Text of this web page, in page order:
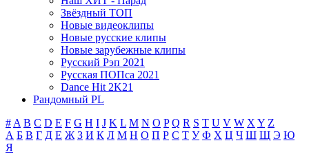
Звёздный ТОП
Новые видеоклипы
Новые русские клипы
Новые зарубежные клипы
Русский Рэп 2021
Русская ПОПса 2021
Dance Hit 2K21
Рандомный PL
# A B C D E F G H I J K L M N O P Q R S T U V W X Y Z
А Б В Г Д Е Ж З И К Л М Н О П Р С Т У Ф Х Ц Ч Ш Щ Э Ю
Я